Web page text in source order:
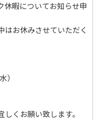
休暇についてお知らせ申
はお休みさせていただく
）
くお願い致します。